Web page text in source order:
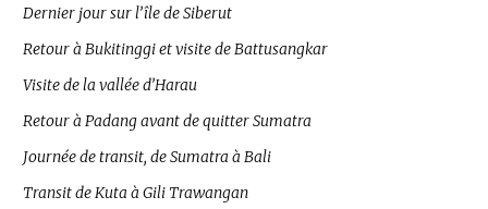
Dernier jour sur l’île de Siberut
Retour à Bukitinggi et visite de Battusangkar
Visite de la vallée d’Harau
Retour à Padang avant de quitter Sumatra
Journée de transit, de Sumatra à Bali
Transit de Kuta à Gili Trawangan